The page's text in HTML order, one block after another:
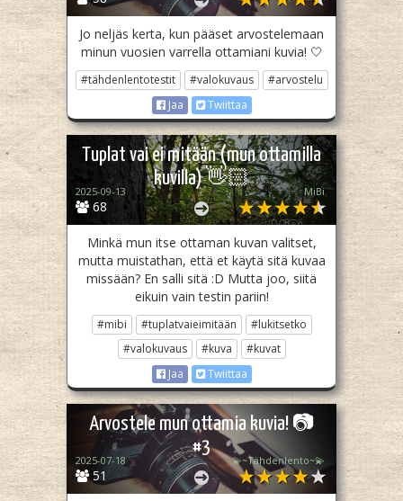
Jo neljäs kerta, kun pääset arvostelemaan
minun vuosien varrella ottamiani kuvia! 🤍
#tähdenlentotestit #valokuvaus
#arvostelu
Jaa
Twiittaa
Tuplat vai ei mitään (mun ottamilla
kuvilla) 👋🏻
68
2025-09-13 MiBi
Minkä mun itse ottaman kuvan valitset,
mutta muistathan, että et käytä sitä kuvaa
missään? En salli sitä :D Mutta joo, siitä
eikuin vain testin pariin!
#mibi #tuplatvaieimitään
#lukitsetko
#valokuvaus
#kuva
#kuvat
Jaa
Twiittaa
Arvostele mun ottamia kuvia! 📷
#3
51
2025-07-18 💫~Tähdenlento~💫